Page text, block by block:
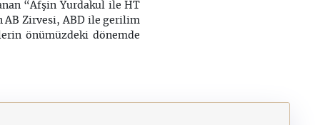
“Afşin Yurdakul ile HT
AB Zirvesi, ABD ile gerilim
önümüzdeki dönemde